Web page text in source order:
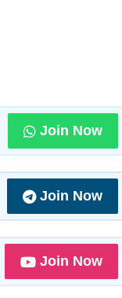
Join Now
Join Now
Join Now